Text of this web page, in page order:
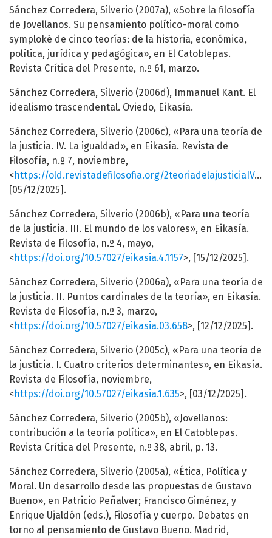
Sánchez Corredera, Silverio (2007a), «Sobre la filosofía
de Jovellanos. Su pensamiento político-moral como
symploké de cinco teorías: de la historia, económica,
política, jurídica y pedagógica», en El Catoblepas.
Revista Crítica del Presente, n.º 61, marzo.
Sánchez Corredera, Silverio (2006d), Immanuel Kant. El
idealismo trascendental. Oviedo, Eikasía.
Sánchez Corredera, Silverio (2006c), «Para una teoría de
la justicia. IV. La igualdad», en Eikasía. Revista de
Filosofía, n.º 7, noviembre,
<https://old.revistadefilosofia.org/2teoriadelajusticiaIV.pdf
[05/12/2025].
Sánchez Corredera, Silverio (2006b), «Para una teoría
de la justicia. III. El mundo de los valores», en Eikasía.
Revista de Filosofía, n.º 4, mayo,
<https://doi.org/10.57027/eikasia.4.1157>, [15/12/2025].
Sánchez Corredera, Silverio (2006a), «Para una teoría de
la justicia. II. Puntos cardinales de la teoría», en Eikasía.
Revista de Filosofía, n.º 3, marzo,
<https://doi.org/10.57027/eikasia.03.658>, [12/12/2025].
Sánchez Corredera, Silverio (2005c), «Para una teoría de
la justicia. I. Cuatro criterios determinantes», en Eikasía.
Revista de Filosofía, noviembre,
<https://doi.org/10.57027/eikasia.1.635>, [03/12/2025].
Sánchez Corredera, Silverio (2005b), «Jovellanos:
contribución a la teoría política», en El Catoblepas.
Revista Crítica del Presente, n.º 38, abril, p. 13.
Sánchez Corredera, Silverio (2005a), «Ética, Política y
Moral. Un desarrollo desde las propuestas de Gustavo
Bueno», en Patricio Peñalver; Francisco Giménez, y
Enrique Ujaldón (eds.), Filosofía y cuerpo. Debates en
torno al pensamiento de Gustavo Bueno. Madrid,